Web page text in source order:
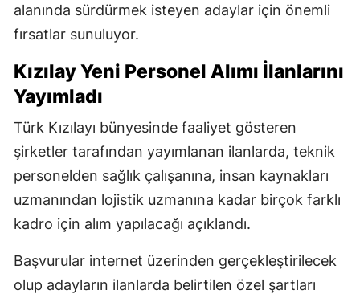
alanında sürdürmek isteyen adaylar için önemli
fırsatlar sunuluyor.
Kızılay Yeni Personel Alımı İlanlarını
Yayımladı
Türk Kızılayı bünyesinde faaliyet gösteren
şirketler tarafından yayımlanan ilanlarda, teknik
personelden sağlık çalışanına, insan kaynakları
uzmanından lojistik uzmanına kadar birçok farklı
kadro için alım yapılacağı açıklandı.
Başvurular internet üzerinden gerçekleştirilecek
olup adayların ilanlarda belirtilen özel şartları